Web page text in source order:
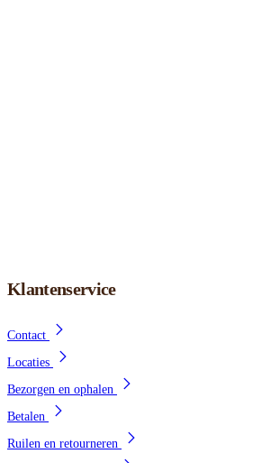
Klantenservice
Contact
Locaties
Bezorgen en ophalen
Betalen
Ruilen en retourneren